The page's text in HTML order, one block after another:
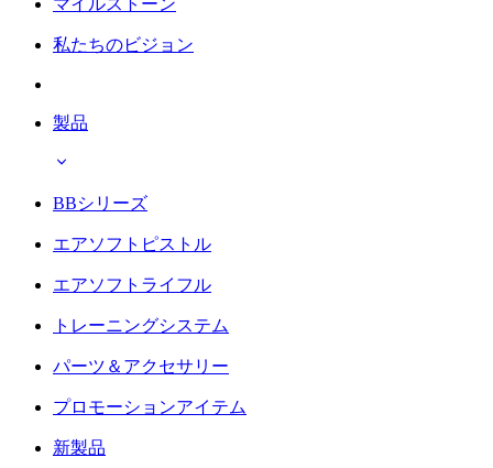
私たちのビジョン
製品
BBシリーズ
エアソフトピストル
エアソフトライフル
トレーニングシステム
パーツ＆アクセサリー
プロモーションアイテム
新製品